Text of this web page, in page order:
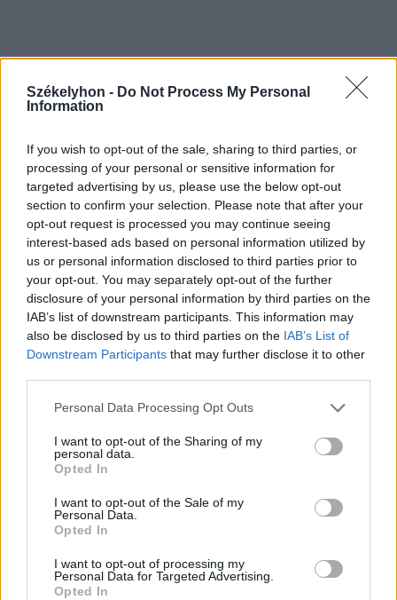
Székelyhon - Do Not Process My Personal
Information
If you wish to opt-out of the sale, sharing to third parties, or
processing of your personal or sensitive information for
targeted advertising by us, please use the below opt-out
section to confirm your selection. Please note that after your
opt-out request is processed you may continue seeing
interest-based ads based on personal information utilized by
us or personal information disclosed to third parties prior to
your opt-out. You may separately opt-out of the further
disclosure of your personal information by third parties on the
IAB’s list of downstream participants. This information may
also be disclosed by us to third parties on the IAB’s List of
Downstream Participants that may further disclose it to other
Personal Data Processing Opt Outs
I want to opt-out of the Sharing of my
personal data.
Opted In
I want to opt-out of the Sale of my
Personal Data.
Opted In
I want to opt-out of processing my
Personal Data for Targeted Advertising.
Opted In
Hasznos
Impresszum
Szerzői jogok
Adatvédelmi tájékoztató
Cookie-kezelési tájékoztató
Hozzászólási szabályzat
Nyomtatott lapjaink archívuma
Székely Hírmondó archívuma
Sütibeállítások
Médiatér